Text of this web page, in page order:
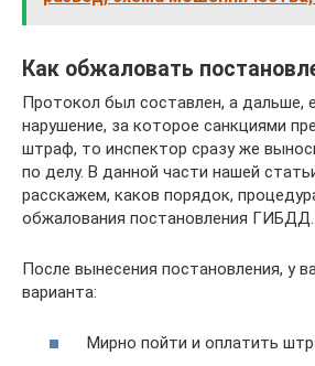
Как обжаловать
Протокол был составлен, а дальше,
нарушение, за которое санкциями
штраф, то инспектор сразу же
по делу. В данной части нашей
расскажем, каков порядок,
обжалования постановления ГИБДД.
После вынесения постановления, у
варианта:
Мирно пойти и оплатить